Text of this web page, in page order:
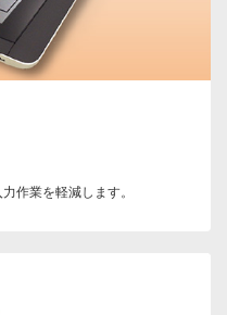
作業を軽減します。